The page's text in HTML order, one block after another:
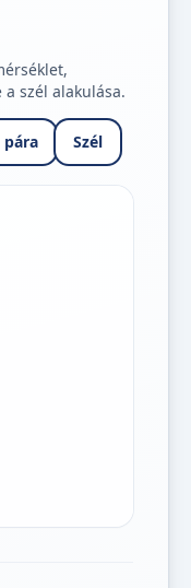
szél alakulása.
pára Szél